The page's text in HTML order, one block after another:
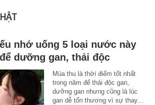
nhớ uống 5 loại nước này
dưỡng gan, thải độc
Mùa thu là thời điểm tốt nhất
trong năm để thải độc gan,
dưỡng gan nhưng cũng là lúc
gan dễ tổn thương vì sự thay…